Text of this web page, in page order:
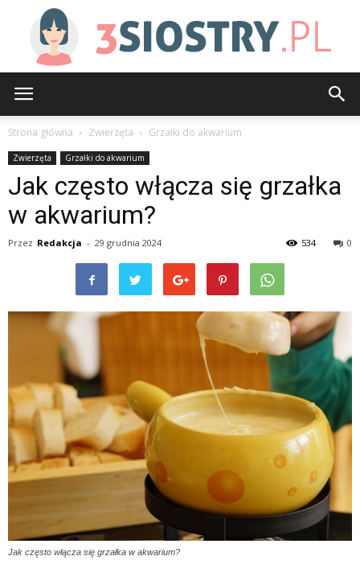
Strona główna Zwierzęta Grzałki do akwarium
Zwierzęta Grzałki do akwarium
Jak często włącza się grzałka
w akwarium?
Przez Redakcja - 29 grudnia 2024 0
534
Jak często włącza się grzałka w akwarium?